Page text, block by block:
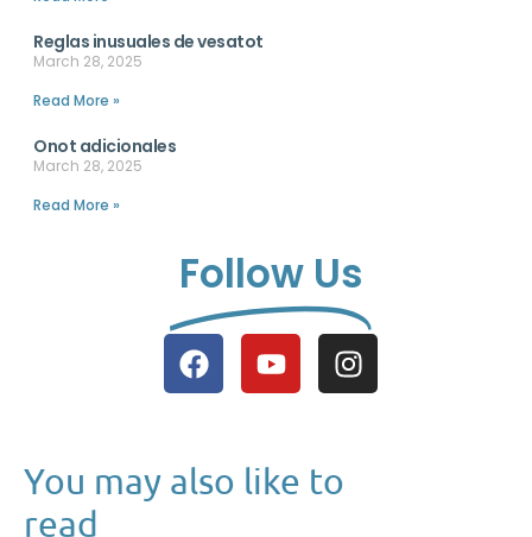
Reglas inusuales de vesatot
March 28, 2025
Read More »
Onot adicionales
March 28, 2025
Read More »
Follow Us
You may also like to
read